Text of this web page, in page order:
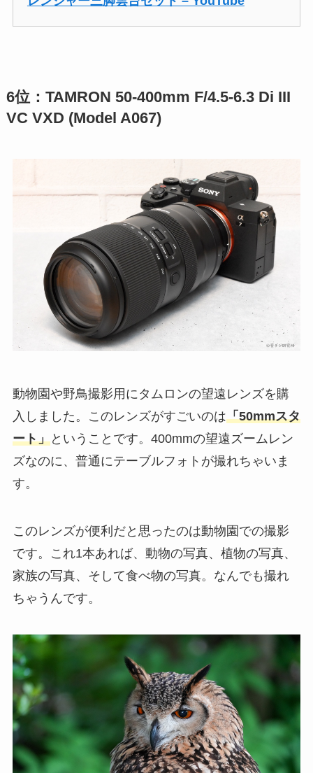
6位：TAMRON 50-400mm F/4.5-6.3 Di III
VC VXD (Model A067)
動物園や野鳥撮影用にタムロンの望遠レンズを購
入しました。このレンズがすごいのは「50mmスタ
ート」ということです。400mmの望遠ズームレン
ズなのに、普通にテーブルフォトが撮れちゃいま
す。
このレンズが便利だと思ったのは動物園での撮影
です。これ1本あれば、動物の写真、植物の写真、
家族の写真、そして食べ物の写真。なんでも撮れ
ちゃうんです。